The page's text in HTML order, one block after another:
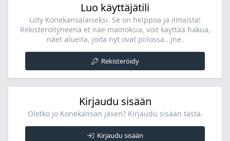
Luo käyttäjätili
Liity Konekansalaiseksi. Se on helppoa ja ilmaista!
Rekisteröityneenä et näe mainoksia, voit käyttää hakua,
näet alueita, joita nyt ovat piilossa...jne.
Rekisteröidy
Kirjaudu sisään
Oletko jo Konekansan jäsen? Kirjaudu sisään tästä.
Kirjaudu sisään